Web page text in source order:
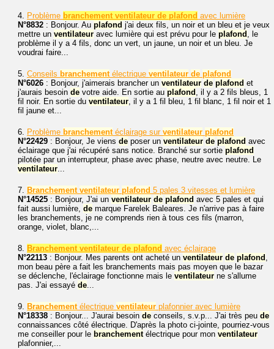
4. Problème branchement ventilateur de plafond avec lumière
N°8832 : Bonjour. Au plafond j'ai deux fils, un noir et un bleu et je veux
mettre un ventilateur avec lumière qui est prévu pour le plafond , le
problème il y a 4 fils, donc un vert, un jaune, un noir et un bleu. Je
voudrai faire...
5. Conseils branchementélectrique ventilateur de plafond
N°6026 : Bonjour, j'aimerais brancher un ventilateur de plafond et
j'aurais besoin de votre aide. En sortie au plafond , il y a 2 fils bleus, 1
fil noir. En sortie du ventilateur, il y a 1 fil bleu, 1 fil blanc, 1 fil noir et 1
fil jaune et...
6. Problème branchementéclairage sur ventilateur plafond
N°22429 : Bonjour, Je viens de poser un ventilateur de plafond avec
éclairage que j'ai récupéré sans notice. Branché sur sortie plafond
pilotée par un interrupteur, phase avec phase, neutre avec neutre. Le
ventilateur...
7. Branchement ventilateur plafond 5 pales 3 vitesses et lumière
N°14525 : Bonjour, J'ai un ventilateur de plafond avec 5 pales et qui
fait aussi lumière, de marque Farelek Baleares. Je n'arrive pas à faire
les branchements, je ne comprends rien à tous ces fils (marron,
orange, violet, blanc,...
8. Branchement ventilateur de plafond avec éclairage
N°22113 : Bonjour. Mes parents ont acheté un ventilateur de plafond ,
mon beau père a fait les branchements mais pas moyen que le bazar
se déclenche, l'éclairage fonctionne mais le ventilateur ne s'allume
pas. J'ai essayé de...
9. Branchementélectrique ventilateur plafonnier avec lumière
N°18338 : Bonjour... J'aurai besoin de conseils, s.v.p... J'ai très peu de
connaissances côté électrique. D'après la photo ci-jointe, pourriez-vous
me conseiller pour le branchementélectrique pour mon ventilateur
plafonnier,...